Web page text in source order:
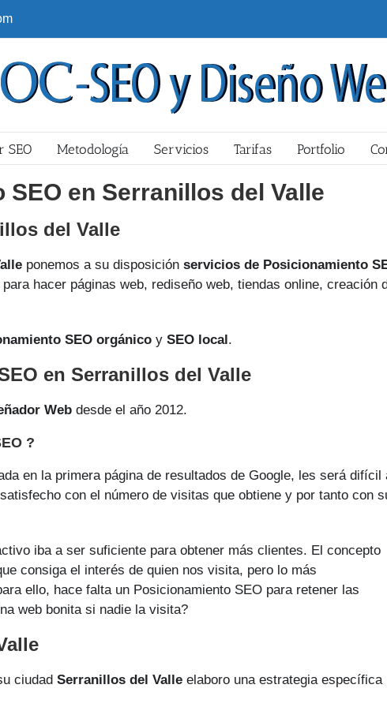
SEO Metodología Servicios Tarifas Portfolio
en Serranillos del Valle
del Valle
ponemos a su disposición servicios de Posicionamiento
hacer páginas web, rediseño web, tiendas online, creación
SEO orgánico y SEO local.
en Serranillos del Valle
Web desde el año 2012.
?
en la primera página de resultados de Google, les será difícil
con el número de visitas que obtiene y por tanto con
iba a ser suficiente para obtener más clientes. El concepto
consiga el interés de quien nos visita, pero lo más
ello, hace falta un Posicionamiento SEO para retener las
web bonita si nadie la visita?
ciudad Serranillos del Valle elaboro una estrategia específica